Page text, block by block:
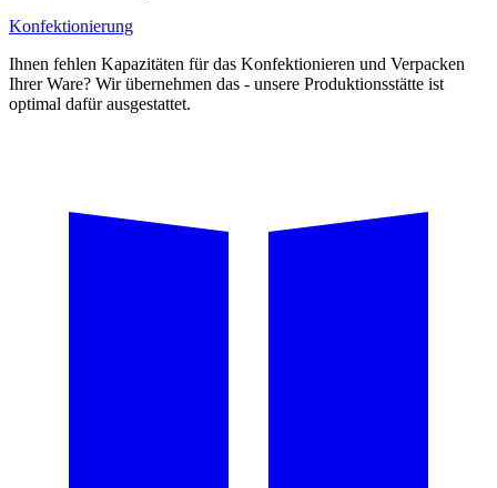
Konfektionierung
Ihnen fehlen Kapazitäten für das Konfektionieren und Verpacken
Ihrer Ware? Wir übernehmen das - unsere Produktionsstätte ist
optimal dafür ausgestattet.